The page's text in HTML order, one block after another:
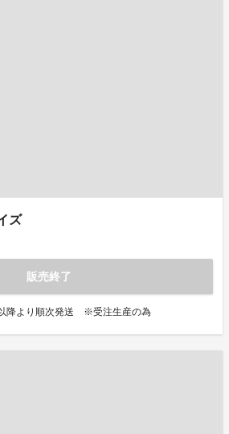
ズ
販売終了
降より順次発送 ※受注生産の為